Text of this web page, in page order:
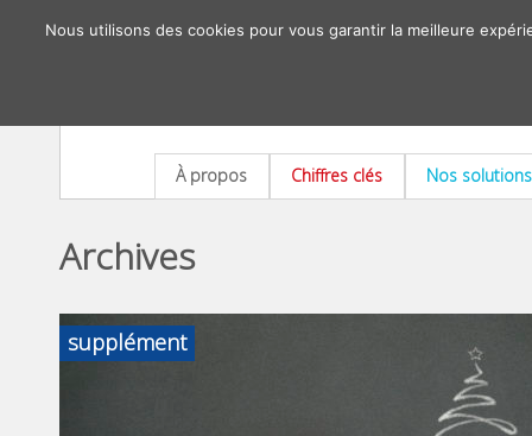
À propos Chiffres clés Nos solutions
Archives
supplément
Nous utilisons des cookies pour vous garantir la meilleure